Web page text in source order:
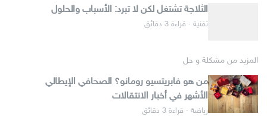
الثلاجة تشتغل لكن لا تبرد: الأسباب والحلول
تقنية · قراءة 3 دقائق
المزيد من مشكلة و حل
من هو فابريتسيو رومانو؟ الصحافي الإيطالي
الأشهر في أخبار الانتقالات
رياضة · قراءة 3 دقائق